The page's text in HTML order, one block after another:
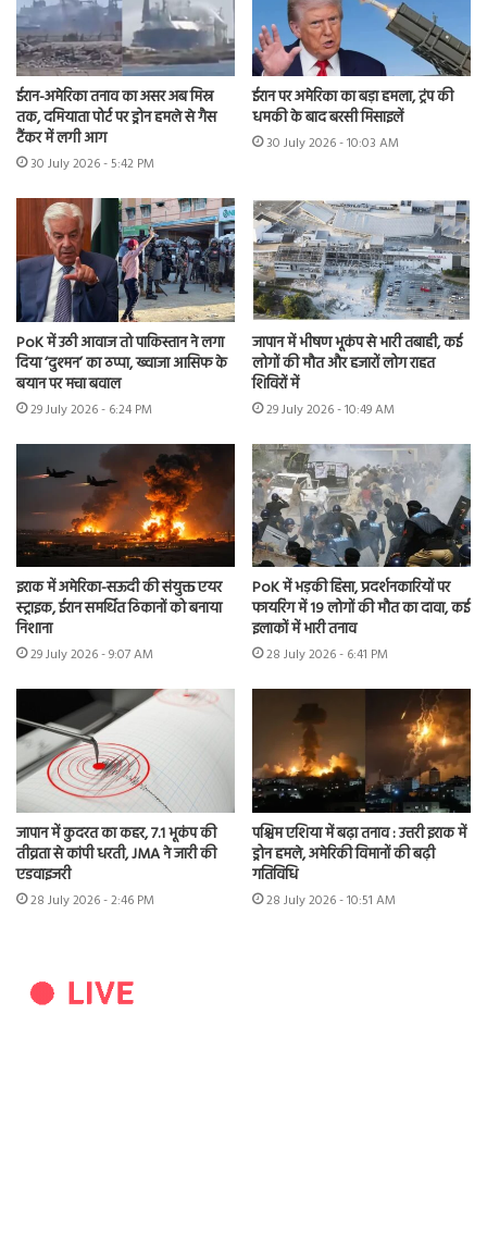
ईरान-अमेरिका तनाव का असर अब मिस्र
तक, दमियाता पोर्ट पर ड्रोन हमले से गैस
टैंकर में लगी आग
30 July 2026 - 5:42 PM
ईरान पर अमेरिका का बड़ा हमला, ट्रंप की
धमकी के बाद बरसी मिसाइलें
30 July 2026 - 10:03 AM
PoK में उठी आवाज तो पाकिस्तान ने लगा
दिया ‘दुश्मन’ का ठप्पा, ख्वाजा आसिफ के
बयान पर मचा बवाल
29 July 2026 - 6:24 PM
जापान में भीषण भूकंप से भारी तबाही, कई
लोगों की मौत और हजारों लोग राहत
शिविरों में
29 July 2026 - 10:49 AM
इराक में अमेरिका-सऊदी की संयुक्त एयर
स्ट्राइक, ईरान समर्थित ठिकानों को बनाया
निशाना
29 July 2026 - 9:07 AM
PoK में भड़की हिंसा, प्रदर्शनकारियों पर
फायरिंग में 19 लोगों की मौत का दावा, कई
इलाकों में भारी तनाव
28 July 2026 - 6:41 PM
जापान में कुदरत का कहर, 7.1 भूकंप की
तीव्रता से कांपी धरती, JMA ने जारी की
एडवाइजरी
28 July 2026 - 2:46 PM
पश्चिम एशिया में बढ़ा तनाव : उत्तरी इराक में
ड्रोन हमले, अमेरिकी विमानों की बढ़ी
गतिविधि
28 July 2026 - 10:51 AM